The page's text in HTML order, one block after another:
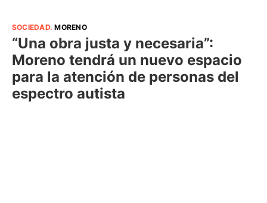
SOCIEDAD.MORENO
“Una obra justa y necesaria”:
Moreno tendrá un nuevo espacio
para la atención de personas del
espectro autista